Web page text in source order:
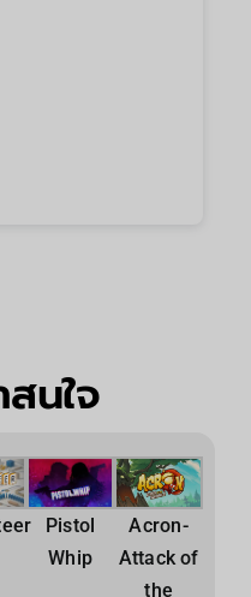
นใจ
Pistol
Whip
Acron-
Attack of
the